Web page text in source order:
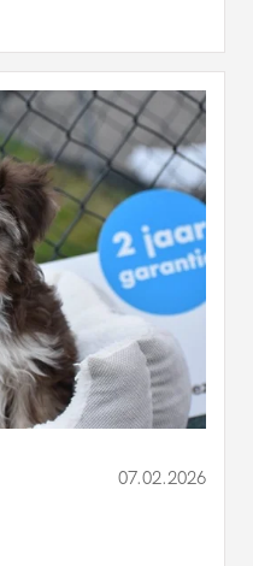
07.02.2026